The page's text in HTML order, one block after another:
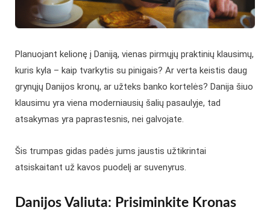
Planuojant kelionę į Daniją, vienas pirmųjų praktinių klausimų,
kuris kyla – kaip tvarkytis su pinigais? Ar verta keistis daug
grynųjų Danijos kronų, ar užteks banko kortelės? Danija šiuo
klausimu yra viena moderniausių šalių pasaulyje, tad
atsakymas yra paprastesnis, nei galvojate.
Šis trumpas gidas padės jums jaustis užtikrintai
atsiskaitant už kavos puodelį ar suvenyrus.
Danijos Valiuta: Prisiminkite Kronas